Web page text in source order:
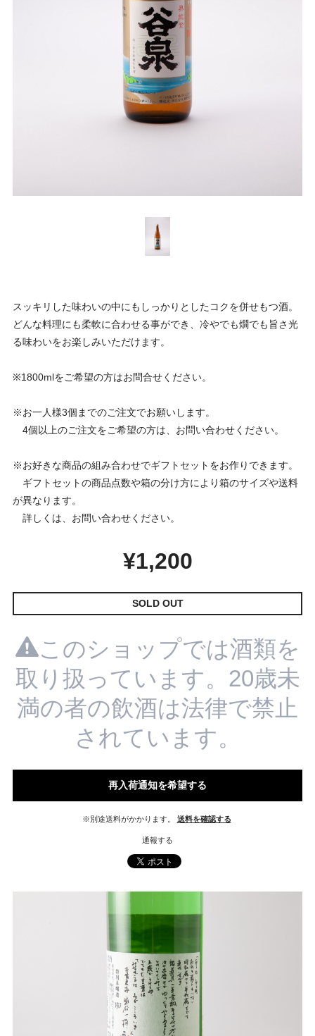
スッキリした味わいの中にもしっかりとしたコクを併せもつ酒。
どんな料理にも柔軟に合わせる事ができ、冷やでも燗でも旨さ光
る味わいをお楽しみいただけます。
※1800mlをご希望の方はお問合せください。
※お一人様3個までのご注文でお願いします。
4個以上のご注文をご希望の方は、お問い合わせください。
※お好きな商品の組み合わせでギフトセットをお作りできます。
ギフトセットの商品点数や箱の分け方により箱のサイズや送料
が異なります。
詳しくは、お問い合わせください。
¥1,200
SOLD OUT
このショップでは酒類を
取り扱っています。20歳未
満の者の飲酒は法律で禁止
されています。
再入荷通知を希望する
※別途送料がかかります。 送料を確認する
通報する